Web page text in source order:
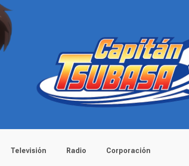
Televisión Radio Corporación